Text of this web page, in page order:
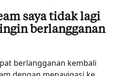
saya tidak lagi
berlangganan
berlangganan kembali